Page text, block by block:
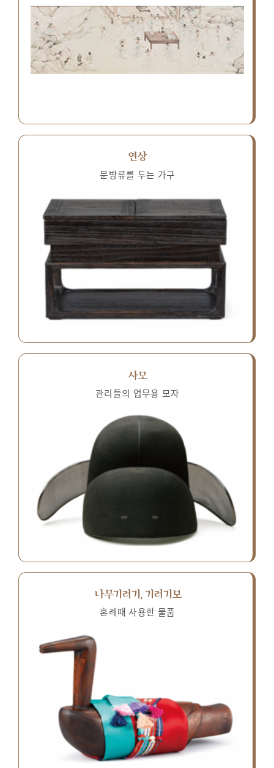
연상
문방류를 두는 가구
사모
관리들의 업무용 모자
나무기러기, 기러기보
혼례때 사용한 물품